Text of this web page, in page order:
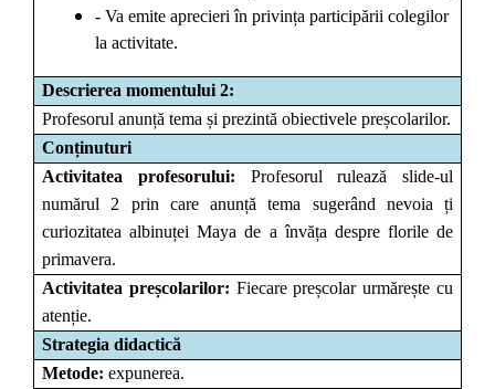
- Va emite aprecieri în privința participării colegilor
la activitate.
Descrierea momentului 2:
Profesorul anunță tema și prezintă obiectivele preșcolarilor.
Conținuturi
Activitatea profesorului: Profesorul rulează slide-ul
numărul 2 prin care anunță tema sugerând nevoia ți
curiozitatea albinuței Maya de a învăța despre florile de
primavera.
Activitatea preșcolarilor: Fiecare preșcolar urmărește cu
atenție.
Strategia didactică
Metode: expunerea.